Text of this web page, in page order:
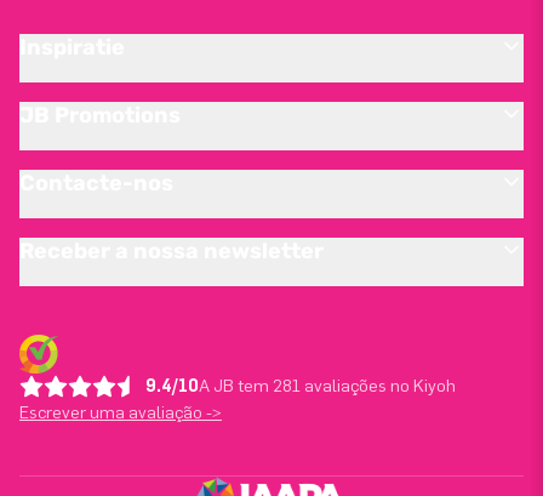
9.4/10A JB tem 281 avaliações no Kiyoh
Escrever uma avaliação ->